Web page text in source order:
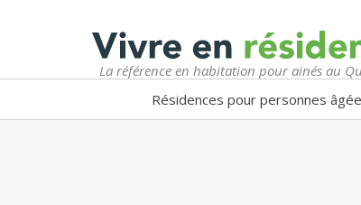
La référence en habitation pour ainés au
Résidences pour personnes